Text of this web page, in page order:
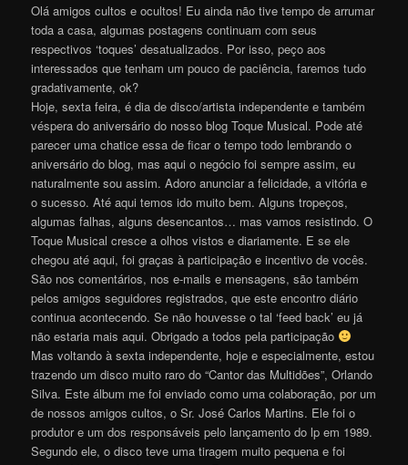
Olá amigos cultos e ocultos! Eu ainda não tive tempo de arrumar
toda a casa, algumas postagens continuam com seus
respectivos ‘toques’ desatualizados. Por isso, peço aos
interessados que tenham um pouco de paciência, faremos tudo
gradativamente, ok?
Hoje, sexta feira, é dia de disco/artista independente e também
véspera do aniversário do nosso blog Toque Musical. Pode até
parecer uma chatice essa de ficar o tempo todo lembrando o
aniversário do blog, mas aqui o negócio foi sempre assim, eu
naturalmente sou assim. Adoro anunciar a felicidade, a vitória e
o sucesso. Até aqui temos ido muito bem. Alguns tropeços,
algumas falhas, alguns desencantos… mas vamos resistindo. O
Toque Musical cresce a olhos vistos e diariamente. E se ele
chegou até aqui, foi graças à participação e incentivo de vocês.
São nos comentários, nos e-mails e mensagens, são também
pelos amigos seguidores registrados, que este encontro diário
continua acontecendo. Se não houvesse o tal ‘feed back’ eu já
não estaria mais aqui. Obrigado a todos pela participação
Mas voltando à sexta independente, hoje e especialmente, estou
trazendo um disco muito raro do “Cantor das Multidões”, Orlando
Silva. Este álbum me foi enviado como uma colaboração, por um
de nossos amigos cultos, o Sr. José Carlos Martins. Ele foi o
produtor e um dos responsáveis pelo lançamento do lp em 1989.
Segundo ele, o disco teve uma tiragem muito pequena e foi